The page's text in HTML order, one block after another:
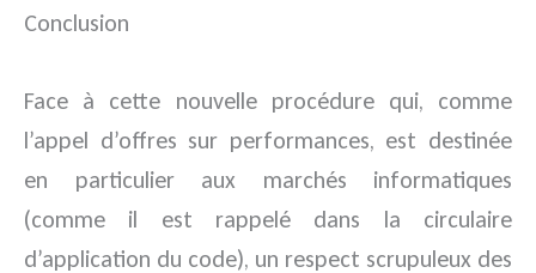
Conclusion
Face à cette nouvelle procédure qui, comme
l’appel d’offres sur performances, est destinée
en particulier aux marchés informatiques
(comme il est rappelé dans la circulaire
d’application du code), un respect scrupuleux des